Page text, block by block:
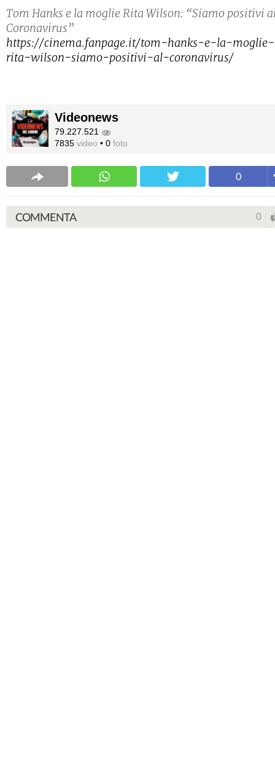
Tom Hanks e la moglie Rita Wilson: “Siamo positivi
Coronavirus”
https://cinema.fanpage.it/tom-hanks-e-la-moglie-
rita-wilson-siamo-positivi-al-coronavirus/
Videonews
79.227.521
7835 video • 0 foto
0
COMMENTA 0